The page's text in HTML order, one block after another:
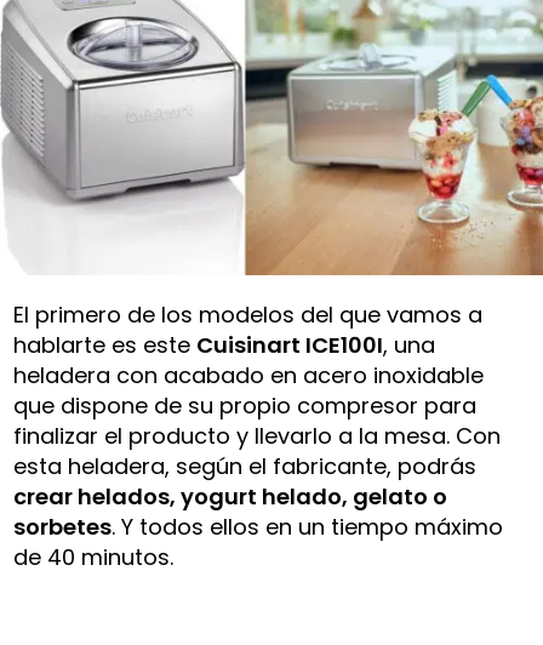
El primero de los modelos del que vamos a
hablarte es este Cuisinart ICE100I, una
heladera con acabado en acero inoxidable
que dispone de su propio compresor para
finalizar el producto y llevarlo a la mesa. Con
esta heladera, según el fabricante, podrás
crear helados, yogurt helado, gelato o
sorbetes. Y todos ellos en un tiempo máximo
de 40 minutos.